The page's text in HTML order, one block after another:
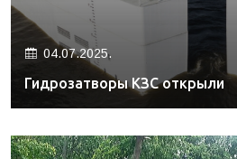
04.07.2025.
Гидрозатворы КЗС открыли